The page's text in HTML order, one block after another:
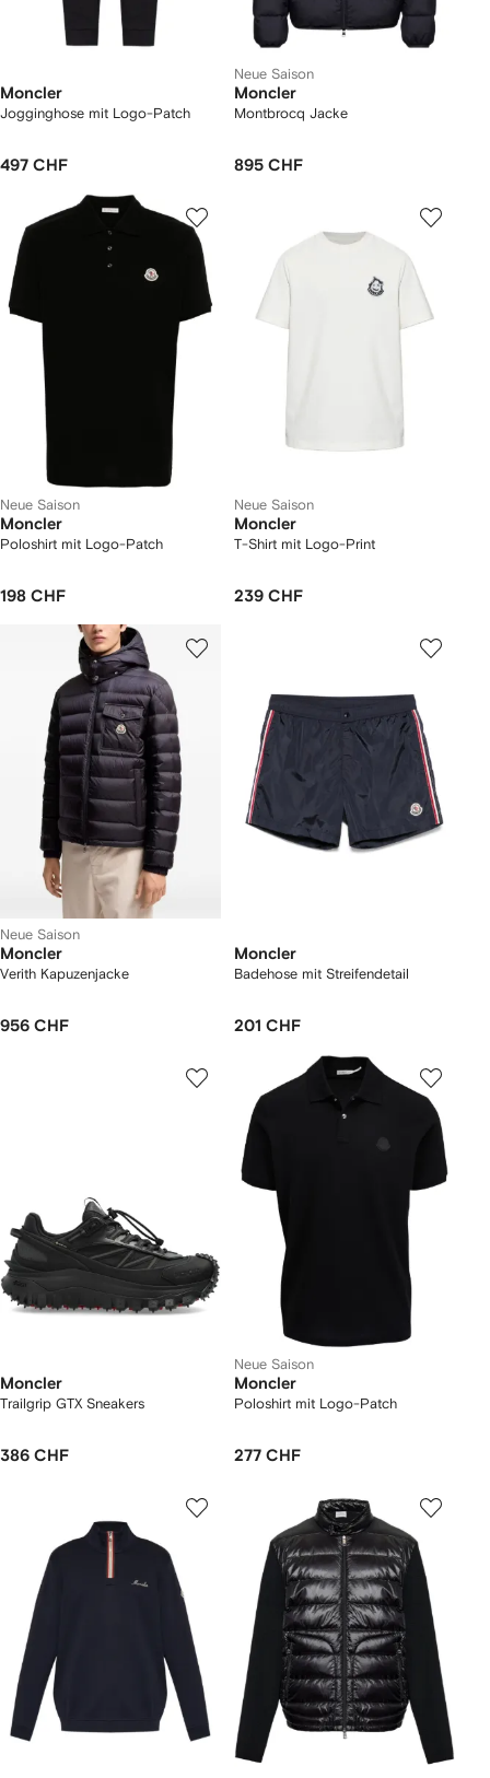
Moncler
Jogginghose mit Logo-Patch
497 CHF
Neue Saison
Moncler
Montbrocq Jacke
895 CHF
Neue Saison
Moncler
Poloshirt mit Logo-Patch
198 CHF
Neue Saison
Moncler
T-Shirt mit Logo-Print
239 CHF
Neue Saison
Moncler
Verith Kapuzenjacke
956 CHF
Moncler
Badehose mit Streifendetail
201 CHF
Moncler
Trailgrip GTX Sneakers
386 CHF
Neue Saison
Moncler
Poloshirt mit Logo-Patch
277 CHF